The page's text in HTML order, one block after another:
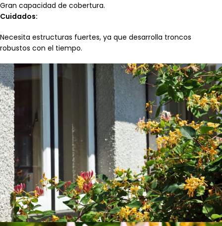
Gran capacidad de cobertura.
Cuidados:
Necesita estructuras fuertes, ya que desarrolla troncos
robustos con el tiempo.